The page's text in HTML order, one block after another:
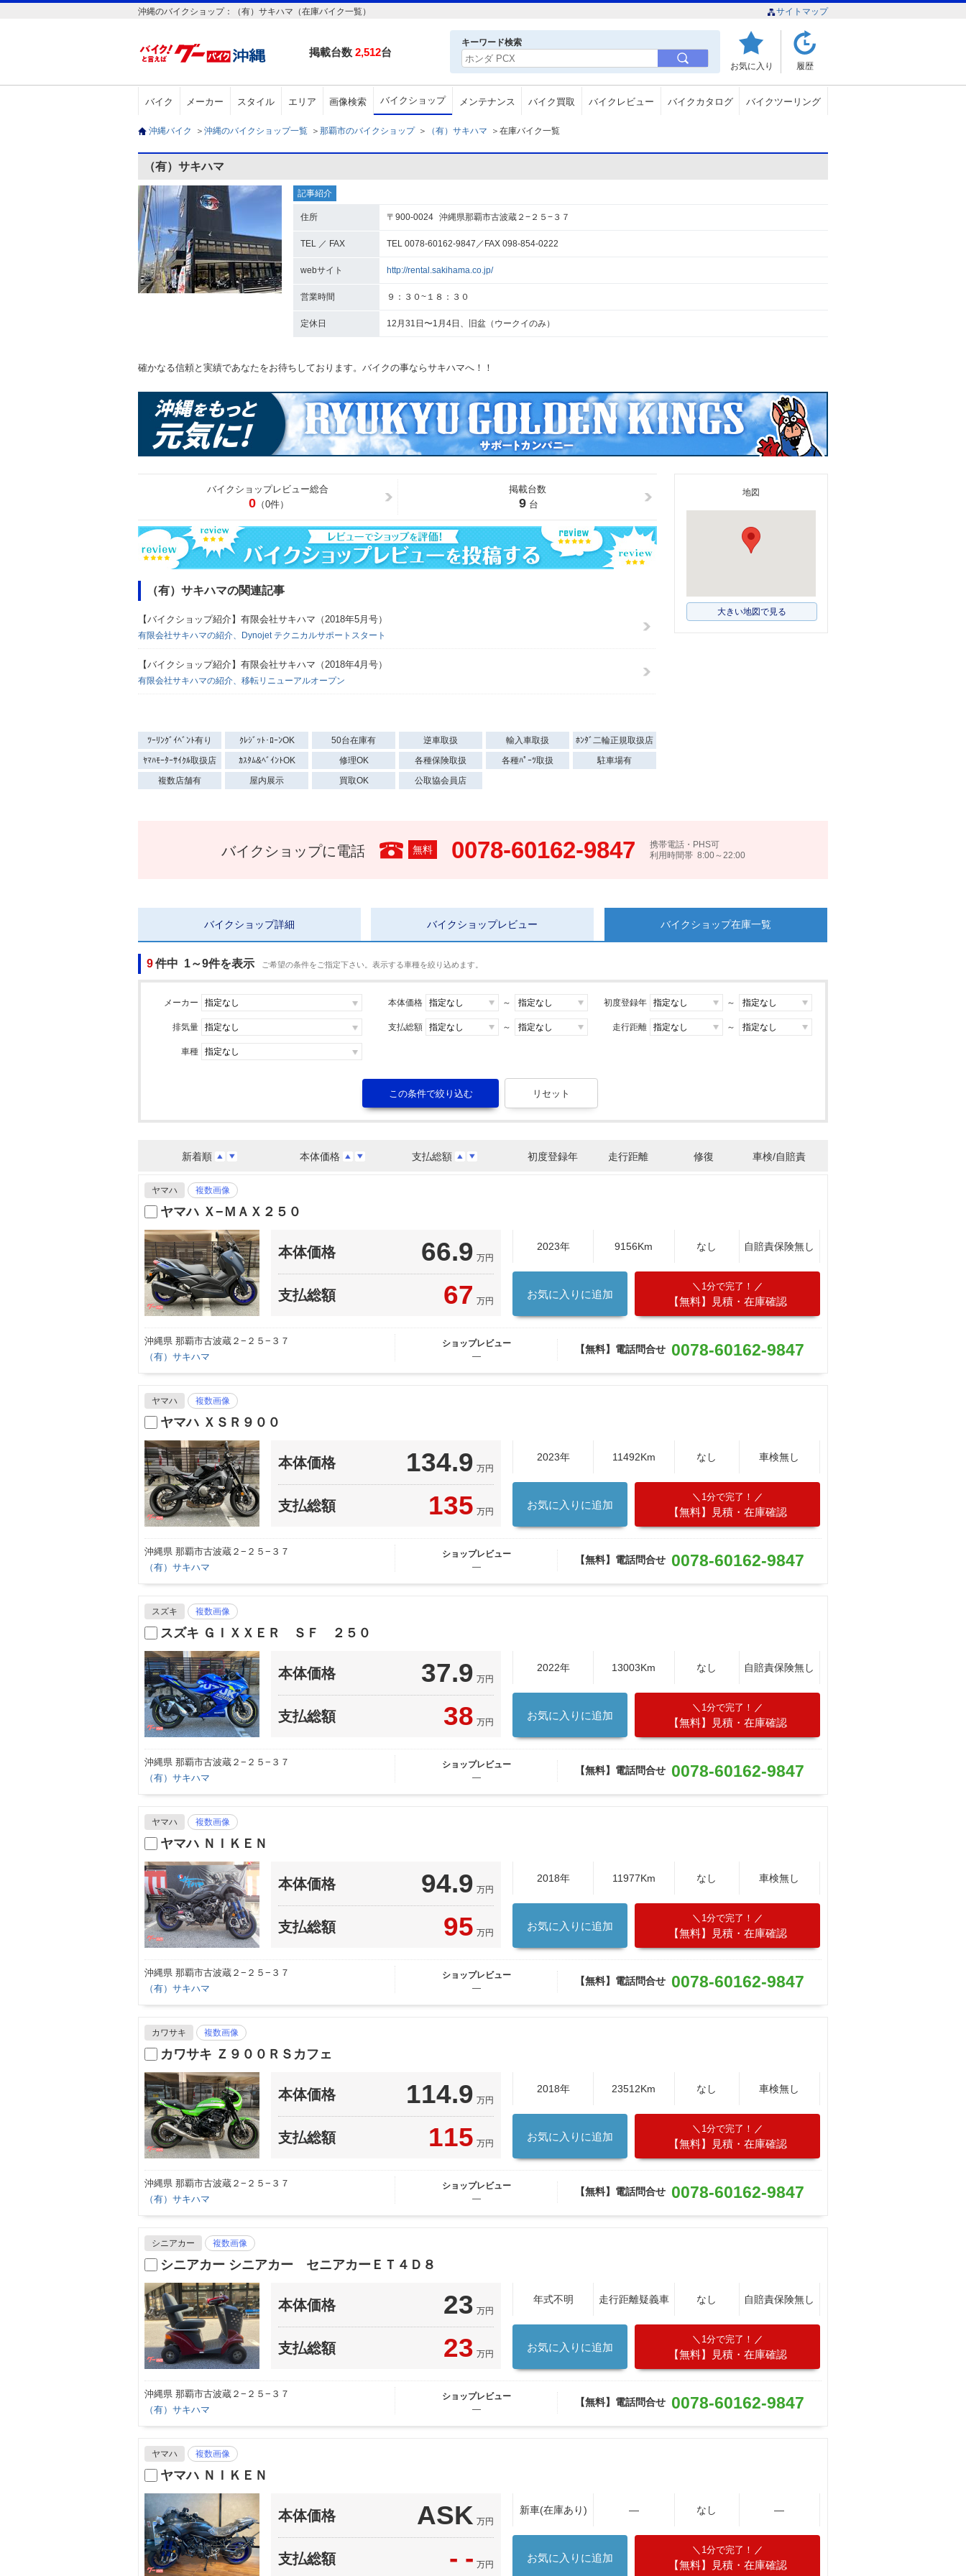
沖縄のバイクショップ：（有）サキハマ（在庫バイク一覧） サイトマップ
掲載台数 2,512台
キーワード検索
お気に入り 履歴
バイク メーカー スタイル エリア 画像検索 バイクショップ メンテナンス バイク買取 バイクレビュー バイクカタログ バイクツーリング
沖縄バイク ＞ 沖縄のバイクショップ一覧 ＞ 那覇市のバイクショップ ＞ （有）サキハマ ＞ 在庫バイク一覧
（有）サキハマ
記事紹介
住所 〒900-0024 沖縄県那覇市古波蔵２−２５−３７
TEL ／ FAX TEL 0078-60162-9847 ／ FAX 098-854-0222
webサイト http://rental.sakihama.co.jp/
営業時間 ９：３０~１８：３０
定休日 12月31日〜1月4日、旧盆（ウークイのみ）
確かなる信頼と実績であなたをお待ちしております。バイクの事ならサキハマへ！！
バイクショップレビュー総合
0 （0件）
掲載台数
9 台
（有）サキハマの関連記事
【バイクショップ紹介】有限会社サキハマ（2018年5月号）
有限会社サキハマの紹介、Dynojet テクニカルサポートスタート
【バイクショップ紹介】有限会社サキハマ（2018年4月号）
有限会社サキハマの紹介、移転リニューアルオープン
ﾂｰﾘﾝｸﾞｲﾍﾞﾝﾄ有り ｸﾚｼﾞｯﾄ･ﾛｰﾝOK 50台在庫有 逆車取扱 輸入車取扱
ﾎﾝﾀﾞ二輪正規取扱店
ﾔﾏﾊﾓｰﾀｰｻｲｸﾙ取扱店
ｶｽﾀﾑ&ﾍﾞｲﾝﾄOK 修理OK 各種保険取扱 各種ﾊﾟｰﾂ取扱
駐車場有
複数店舗有
屋内展示 買取OK 公取協会員店
地図
大きい地図で見る
バイクショップに電話 無料 0078-60162-9847
携帯電話・PHS可
利用時間帯 8:00～22:00
バイクショップ詳細 バイクショップレビュー バイクショップ在庫一覧
9件中 1～9件を表示 ご希望の条件をご指定下さい。表示する車種を絞り込めます。
メーカー
排気量
車種
本体価格 ～
支払総額 ～
初度登録年 ～
走行距離 ～
新着順 本体価格 支払総額 初度登録年 走行距離 修復 車検/自賠責
ヤマハ 複数画像
ヤマハ Ｘ−ＭＡＸ２５０
本体価格 66.9 万円
支払総額 67 万円
2023年 9156Km なし 自賠責保険無し
お気に入りに追加
1分で完了！
【無料】見積・在庫確認
沖縄県 那覇市古波蔵２−２５−３７
（有）サキハマ
ショップレビュー
―
【無料】電話問合せ 0078-60162-9847
ヤマハ 複数画像
ヤマハ ＸＳＲ９００
本体価格 134.9 万円
支払総額 135 万円
2023年 11492Km なし 車検無し
お気に入りに追加
1分で完了！
【無料】見積・在庫確認
沖縄県 那覇市古波蔵２−２５−３７
（有）サキハマ
ショップレビュー
―
【無料】電話問合せ 0078-60162-9847
スズキ 複数画像
スズキ ＧＩＸＸＥＲ ＳＦ ２５０
本体価格 37.9 万円
支払総額 38 万円
2022年 13003Km なし 自賠責保険無し
お気に入りに追加
1分で完了！
【無料】見積・在庫確認
沖縄県 那覇市古波蔵２−２５−３７
（有）サキハマ
ショップレビュー
―
【無料】電話問合せ 0078-60162-9847
ヤマハ 複数画像
ヤマハ ＮＩＫＥＮ
本体価格 94.9 万円
支払総額 95 万円
2018年 11977Km なし 車検無し
お気に入りに追加
1分で完了！
【無料】見積・在庫確認
沖縄県 那覇市古波蔵２−２５−３７
（有）サキハマ
ショップレビュー
―
【無料】電話問合せ 0078-60162-9847
カワサキ 複数画像
カワサキ Ｚ９００ＲＳカフェ
本体価格 114.9 万円
支払総額 115 万円
2018年 23512Km なし 車検無し
お気に入りに追加
1分で完了！
【無料】見積・在庫確認
沖縄県 那覇市古波蔵２−２５−３７
（有）サキハマ
ショップレビュー
―
【無料】電話問合せ 0078-60162-9847
シニアカー 複数画像
シニアカー シニアカー セニアカーＥＴ４Ｄ８
本体価格 23 万円
支払総額 23 万円
年式不明 走行距離疑義車 なし 自賠責保険無し
お気に入りに追加
1分で完了！
【無料】見積・在庫確認
沖縄県 那覇市古波蔵２−２５−３７
（有）サキハマ
ショップレビュー
―
【無料】電話問合せ 0078-60162-9847
ヤマハ 複数画像
ヤマハ ＮＩＫＥＮ
本体価格 ASK 万円
支払総額 - - 万円
新車(在庫あり) ― なし ―
お気に入りに追加
1分で完了！
【無料】見積・在庫確認